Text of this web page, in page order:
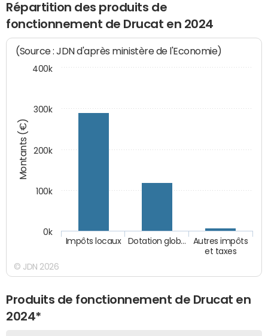
Répartition des produits de
fonctionnement de Drucat en 2024
Montants (€)
(Source : JDN d'après ministère de l'Economie)
Autres impôts
et taxes
Dotation glob…
Impôts locaux
0k
100k
200k
300k
400k
© JDN 2026
Produits de fonctionnement de Drucat en
2024*